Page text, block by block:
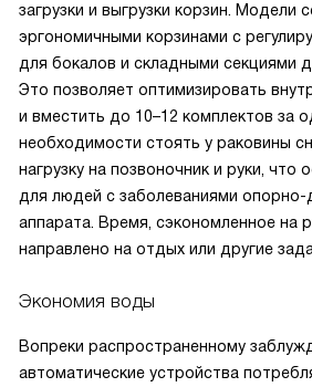
загрузки и выгрузки корзин. Модели
эргономичными корзинами с
для бокалов и складными секциями
Это позволяет оптимизировать
и вместить до 10–12 комплектов за
необходимости стоять у раковины
нагрузку на позвоночник и руки, что
для людей с заболеваниями опорно-
аппарата. Время, сэкономленное на
направлено на отдых или другие
Экономия воды
Вопреки распространенному
автоматические устройства